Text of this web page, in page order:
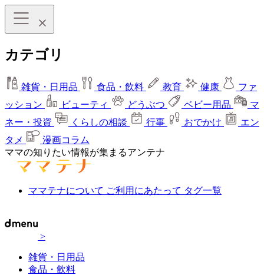
カテゴリ
雑貨・日用品 食品・飲料 教育 健康
ファ
ッション
ビューティ どうぶつ ベビー用品
マ
ネー・投資
くらしの相談 行事 おでかけ
エン
タメ
漫画コラム
ママの知りたい情報が集まるアンテナ
ママテナについて ご利用にあたって タグ一覧
>
雑貨・日用品
食品・飲料